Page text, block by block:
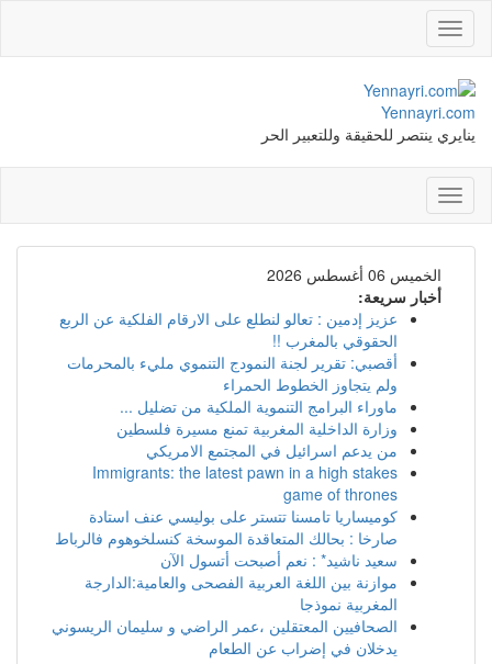
Toggle
navigation
Yennayri.com
ينايري ينتصر للحقيقة وللتعبير الحر
Toggle
navigation
الخميس 06 أغسطس 2026
أخبار سريعة:
عزيز إدمين : تعالو لنطلع على الارقام الفلكية عن الربع
الحقوقي بالمغرب !!
أقصبي: تقرير لجنة النمودج التنموي مليء بالمحرمات
ولم يتجاوز الخطوط الحمراء
ماوراء البرامج التنموية الملكية من تضليل ...
وزارة الداخلية المغربية تمنع مسيرة فلسطين
من يدعم اسرائيل في المجتمع الامريكي
Immigrants: the latest pawn in a high stakes
game of thrones
كوميساريا تامسنا تتستر على بوليسي عنف استادة
صارخا : بحالك المتعاقدة الموسخة كنسلخوهوم فالرباط
سعيد ناشيد* : نعم أصبحت أتسول الآن
موازنة بين اللغة العربية الفصحى والعامية:الدارجة
المغربية نموذجا
الصحافيين المعتقلين ،عمر الراضي و سليمان الريسوني
يدخلان في إضراب عن الطعام